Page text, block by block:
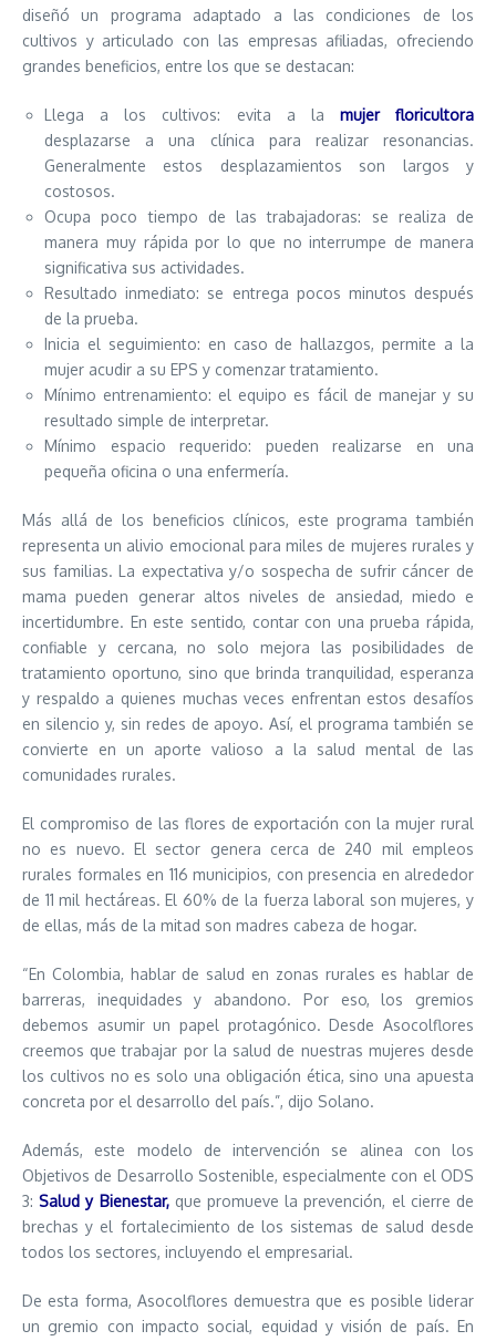
diseñó un programa adaptado a las condiciones de los
cultivos y articulado con las empresas afiliadas, ofreciendo
grandes beneficios, entre los que se destacan:
Llega a los cultivos: evita a la mujer floricultora
desplazarse a una clínica para realizar resonancias.
Generalmente estos desplazamientos son largos y
costosos.
Ocupa poco tiempo de las trabajadoras: se realiza de
manera muy rápida por lo que no interrumpe de manera
significativa sus actividades.
Resultado inmediato: se entrega pocos minutos después
de la prueba.
Inicia el seguimiento: en caso de hallazgos, permite a la
mujer acudir a su EPS y comenzar tratamiento.
Mínimo entrenamiento: el equipo es fácil de manejar y su
resultado simple de interpretar.
Mínimo espacio requerido: pueden realizarse en una
pequeña oficina o una enfermería.
Más allá de los beneficios clínicos, este programa también
representa un alivio emocional para miles de mujeres rurales y
sus familias. La expectativa y/o sospecha de sufrir cáncer de
mama pueden generar altos niveles de ansiedad, miedo e
incertidumbre. En este sentido, contar con una prueba rápida,
confiable y cercana, no solo mejora las posibilidades de
tratamiento oportuno, sino que brinda tranquilidad, esperanza
y respaldo a quienes muchas veces enfrentan estos desafíos
en silencio y, sin redes de apoyo. Así, el programa también se
convierte en un aporte valioso a la salud mental de las
comunidades rurales.
El compromiso de las flores de exportación con la mujer rural
no es nuevo. El sector genera cerca de 240 mil empleos
rurales formales en 116 municipios, con presencia en alrededor
de 11 mil hectáreas. El 60% de la fuerza laboral son mujeres, y
de ellas, más de la mitad son madres cabeza de hogar.
“En Colombia, hablar de salud en zonas rurales es hablar de
barreras, inequidades y abandono. Por eso, los gremios
debemos asumir un papel protagónico. Desde Asocolflores
creemos que trabajar por la salud de nuestras mujeres desde
los cultivos no es solo una obligación ética, sino una apuesta
concreta por el desarrollo del país.”, dijo Solano.
Además, este modelo de intervención se alinea con los
Objetivos de Desarrollo Sostenible, especialmente con el ODS
3:Salud y Bienestar, que promueve la prevención, el cierre de
brechas y el fortalecimiento de los sistemas de salud desde
todos los sectores, incluyendo el empresarial.
De esta forma, Asocolflores demuestra que es posible liderar
un gremio con impacto social, equidad y visión de país. En